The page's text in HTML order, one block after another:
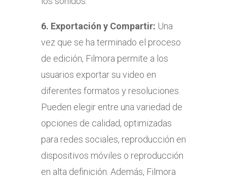
6. Exportación y Compartir: Una
vez que se ha terminado el proceso
de edición, Filmora permite a los
usuarios exportar su video en
diferentes formatos y resoluciones.
Pueden elegir entre una variedad de
opciones de calidad, optimizadas
para redes sociales, reproducción en
dispositivos móviles o reproducción
en alta definición. Además, Filmora